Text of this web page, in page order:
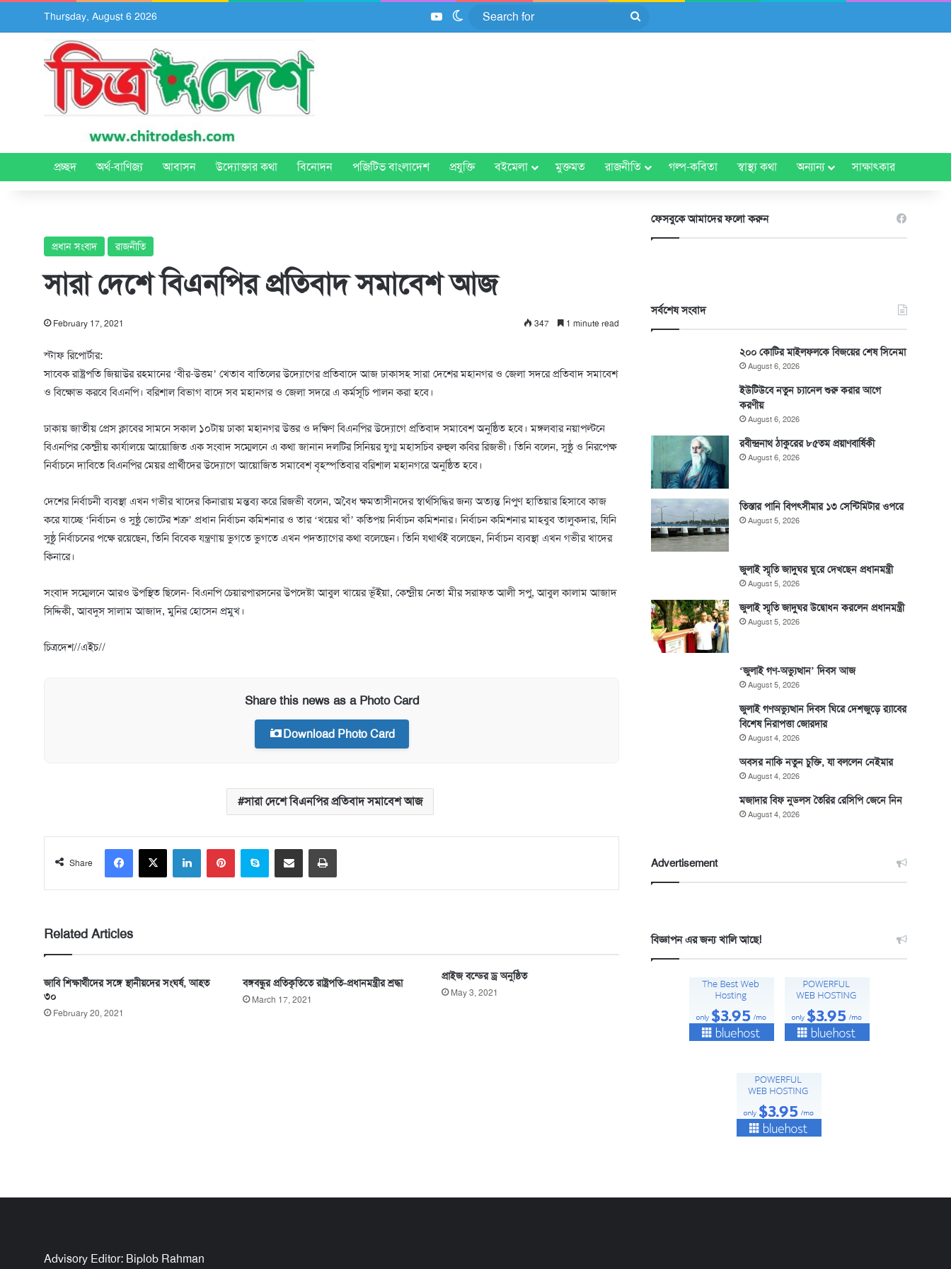
Thursday, August 6 2026 YouTubeSwitch skin
Search
প্রচ্ছদ অর্থ-বাণিজ্য আবাসন উদ্যোক্তার কথা বিনোদন পজিটিভ বাংলাদেশ প্রযুক্তি বইমেলা মুক্তমত রাজনীতি গল্প-কবিতা স্বাস্থ্য কথা অন্যান্য সাক্ষাৎকার
প্রধান সংবাদ রাজনীতি
সারা দেশে বিএনপির প্রতিবাদ সমাবেশ আজ
February 17, 2021 347 1 minute read
স্টাফ রিপোর্টার:
সাবেক রাষ্ট্রপতি জিয়াউর রহমানের ‘বীর-উত্তম’ খেতাব বাতিলের উদ্যোগের প্রতিবাদে আজ ঢাকাসহ সারা দেশের মহানগর ও জেলা সদরে প্রতিবাদ সমাবেশ
ও বিক্ষোভ করবে বিএনপি। বরিশাল বিভাগ বাদে সব মহানগর ও জেলা সদরে এ কর্মসূচি পালন করা হবে।
ঢাকায় জাতীয় প্রেস ক্লাবের সামনে সকাল ১০টায় ঢাকা মহানগর উত্তর ও দক্ষিণ বিএনপির উদ্যোগে প্রতিবাদ সমাবেশ অনুষ্ঠিত হবে। মঙ্গলবার নয়াপল্টনে
বিএনপির কেন্দ্রীয় কার্যালয়ে আয়োজিত এক সংবাদ সম্মেলনে এ কথা জানান দলটির সিনিয়র যুগ্ম মহাসচিব রুহুল কবির রিজভী। তিনি বলেন, সুষ্ঠু ও নিরপেক্ষ
নির্বাচনে দাবিতে বিএনপির মেয়র প্রার্থীদের উদ্যোগে আয়োজিত সমাবেশ বৃহস্পতিবার বরিশাল মহানগরে অনুষ্ঠিত হবে।
দেশের নির্বাচনী ব্যবস্থা এখন গভীর খাদের কিনারায় মন্তব্য করে রিজভী বলেন, অবৈধ ক্ষমতাসীনদের স্বার্থসিদ্ধির জন্য অত্যন্ত নিপুণ হাতিয়ার হিসাবে কাজ
করে যাচ্ছে ‘নির্বাচন ও সুষ্ঠু ভোটের শত্রু’ প্রধান নির্বাচন কমিশনার ও তার ‘খয়ের খাঁ’ কতিপয় নির্বাচন কমিশনার। নির্বাচন কমিশনার মাহবুব তালুকদার, যিনি
সুষ্ঠু নির্বাচনের পক্ষে রয়েছেন, তিনি বিবেক যন্ত্রণায় ভুগতে ভুগতে এখন পদত্যাগের কথা বলেছেন। তিনি যথার্থই বলেছেন, নির্বাচন ব্যবস্থা এখন গভীর খাদের
কিনারে।
সংবাদ সম্মেলনে আরও উপস্থিত ছিলেন- বিএনপি চেয়ারপারসনের উপদেষ্টা আবুল খায়ের ভূঁইয়া, কেন্দ্রীয় নেতা মীর সরাফত আলী সপু, আবুল কালাম আজাদ
সিদ্দিকী, আবদুস সালাম আজাদ, মুনির হোসেন প্রমুখ।
চিত্রদেশ//এইচ//
Share this news as a Photo Card
Download Photo Card
সারা দেশে বিএনপির প্রতিবাদ সমাবেশ আজ
Share
X LinkedIn Skype
Related Articles
জাবি শিক্ষার্থীদের সঙ্গে স্থানীয়দের সংঘর্ষ, আহত
৩০
February 20, 2021
বঙ্গবন্ধুর প্রতিকৃতিতে রাষ্ট্রপতি-প্রধানমন্ত্রীর শ্রদ্ধা
March 17, 2021
প্রাইজ বন্ডের ড্র অনুষ্ঠিত
May 3, 2021
ফেসবুকে আমাদের ফলো করুন
সর্বশেষ সংবাদ
২০০ কোটির মাইলফলকে বিজয়ের শেষ সিনেমা
August 6, 2026
ইউটিউবে নতুন চ্যানেল শুরু করার আগে
করণীয়
August 6, 2026
রবীন্দ্রনাথ ঠাকুরের ৮৫তম প্রয়াণবার্ষিকী
August 6, 2026
তিস্তার পানি বিপৎসীমার ১৩ সেন্টিমিটার ওপরে
August 5, 2026
জুলাই স্মৃতি জাদুঘর ঘুরে দেখছেন প্রধানমন্ত্রী
August 5, 2026
জুলাই স্মৃতি জাদুঘর উদ্বোধন করলেন প্রধানমন্ত্রী
August 5, 2026
‘জুলাই গণ-অভ্যুত্থান’ দিবস আজ
August 5, 2026
জুলাই গণঅভ্যুত্থান দিবস ঘিরে দেশজুড়ে র‌্যাবের
বিশেষ নিরাপত্তা জোরদার
August 4, 2026
অবসর নাকি নতুন চুক্তি, যা বললেন নেইমার
August 4, 2026
মজাদার বিফ নুডলস তৈরির রেসিপি জেনে নিন
August 4, 2026
Advertisement
বিজ্ঞাপন এর জন্য খালি আছে!
Advisory Editor: Biplob Rahman